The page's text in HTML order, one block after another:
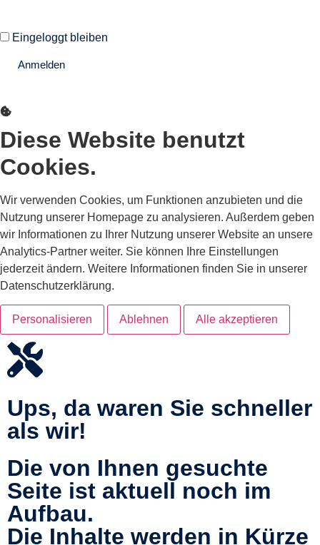
Eingeloggt bleiben
Anmelden
Diese Website benutzt
Cookies.
Wir verwenden Cookies, um Funktionen anzubieten und die
Nutzung unserer Homepage zu analysieren. Außerdem geben
wir Informationen zu Ihrer Nutzung unserer Website an unsere
Analytics-Partner weiter. Sie können Ihre Einstellungen
jederzeit ändern. Weitere Informationen finden Sie in unserer
Datenschutzerklärung.
Personalisieren Ablehnen Alle akzeptieren
Ups, da waren Sie schneller
als wir!
Die von Ihnen gesuchte
Seite ist aktuell noch im
Aufbau.
Die Inhalte werden in Kürze